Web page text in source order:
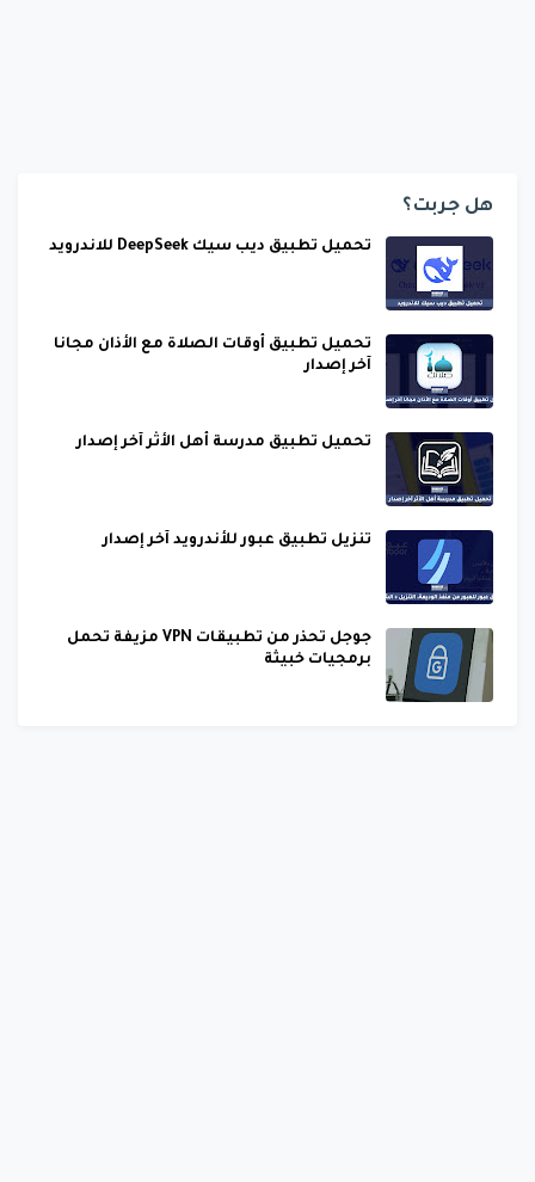
هل جربت؟
تحميل تطبيق ديب سيك DeepSeek للاندرويد
تحميل تطبيق أوقات الصلاة مع الأذان مجانا
آخر إصدار
تحميل تطبيق مدرسة أهل الأثر آخر إصدار
تنزيل تطبيق عبور للأندرويد آخر إصدار
جوجل تحذر من تطبيقات VPN مزيفة تحمل
برمجيات خبيثة